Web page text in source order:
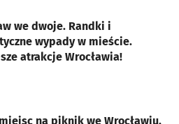
we dwoje. Randki i
wypady w mieście.
atrakcje Wrocławia!
na piknik we Wrocławiu.